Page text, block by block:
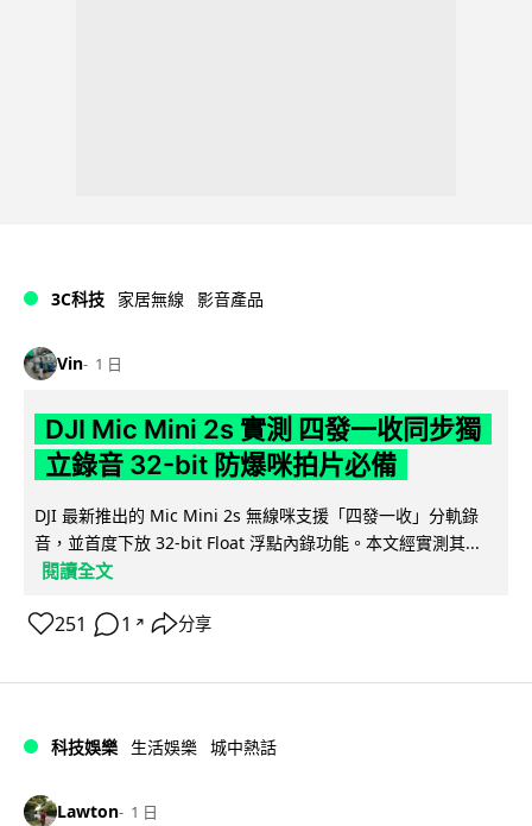
3C科技 家居無線 影音產品
Vin 1 日
DJI Mic Mini 2s 實測 四發一收同步獨
立錄音 32-bit 防爆咪拍片必備
DJI 最新推出的 Mic Mini 2s 無線咪支援「四發一收」分軌錄
音，並首度下放 32-bit Float 浮點內錄功能。本文經實測其...
閱讀全文
251 1 ↗ 分享
科技娛樂 生活娛樂 城中熱話
Lawton 1 日